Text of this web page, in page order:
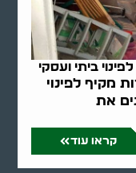
ביתי ועסקי
מקיף לפינוי
את
קראו עוד